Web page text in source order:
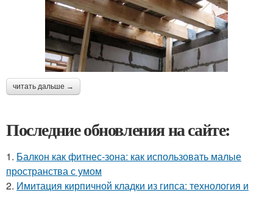
читать дальше →
Последние обновления на сайте:
1. Балкон как фитнес-зона: как использовать малые
пространства с умом
2. Имитация кирпичной кладки из гипса: технология и